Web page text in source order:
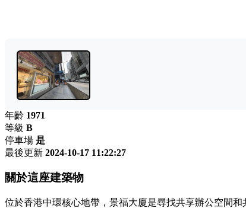
年齡 1971
等級 B
停車場 是
最後更新 2024-10-17 11:22:27
關於這座建築物
位於香港中環核心地帶，景福大廈是尋找共享辦公空間